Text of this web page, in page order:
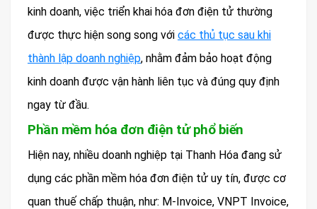
kinh doanh, việc triển khai hóa đơn điện tử thường
được thực hiện song song với các thủ tục sau khi
thành lập doanh nghiệp, nhằm đảm bảo hoạt động
kinh doanh được vận hành liên tục và đúng quy định
ngay từ đầu.
Phần mềm hóa đơn điện tử phổ biến
Hiện nay, nhiều doanh nghiệp tại Thanh Hóa đang sử
dụng các phần mềm hóa đơn điện tử uy tín, được cơ
quan thuế chấp thuận, như: M-Invoice, VNPT Invoice,